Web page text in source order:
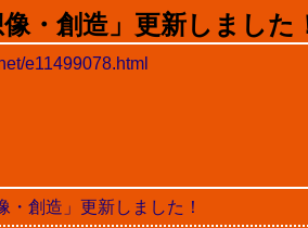
・創造」更新しました
e11499078.html
創造」更新しました！